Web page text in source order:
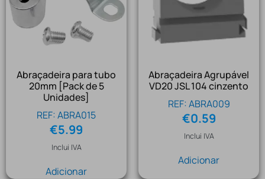
Abraçadeira para tubo
20mm [Pack de 5
Unidades]
REF: ABRA015
€5.99
Inclui IVA
Adicionar
Abraçadeira Agrupável
VD20 JSL 104 cinzento
REF: ABRA009
€0.59
Inclui IVA
Adicionar